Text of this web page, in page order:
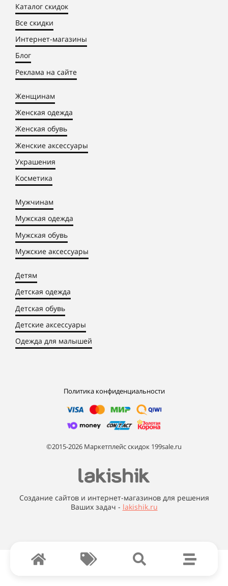
Каталог скидок
Все скидки
Интернет-магазины
Блог
Реклама на сайте
Женщинам
Женская одежда
Женская обувь
Женские аксессуары
Украшения
Косметика
Мужчинам
Мужская одежда
Мужская обувь
Мужские аксессуары
Детям
Детская одежда
Детская обувь
Детские аксессуары
Одежда для малышей
Политика конфиденциальности
©2015-2026 Маркетплейс скидок 199sale.ru
Создание сайтов и интернет-магазинов для решения
Ваших задач - lakishik.ru